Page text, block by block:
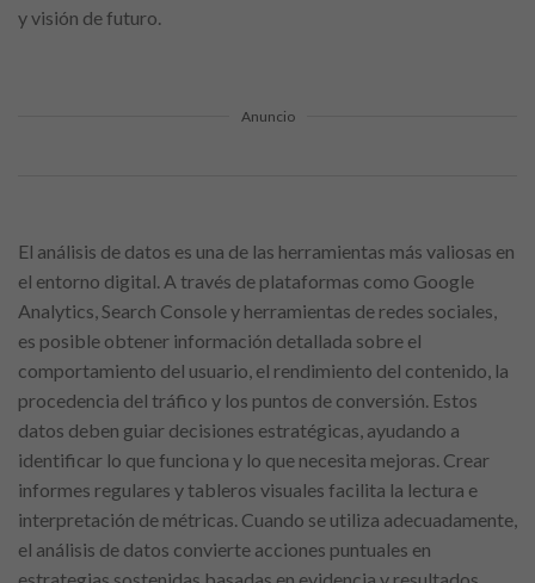
y visión de futuro.
Anuncio
El análisis de datos es una de las herramientas más valiosas en
el entorno digital. A través de plataformas como Google
Analytics, Search Console y herramientas de redes sociales,
es posible obtener información detallada sobre el
comportamiento del usuario, el rendimiento del contenido, la
procedencia del tráfico y los puntos de conversión. Estos
datos deben guiar decisiones estratégicas, ayudando a
identificar lo que funciona y lo que necesita mejoras. Crear
informes regulares y tableros visuales facilita la lectura e
interpretación de métricas. Cuando se utiliza adecuadamente,
el análisis de datos convierte acciones puntuales en